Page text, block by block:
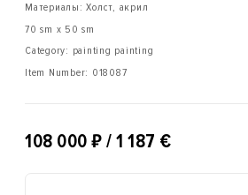
Материалы: Холст, акрил
70 sm x 50 sm
Category: painting painting
Item Number: 018087
108 000 ₽ / 1 187 €